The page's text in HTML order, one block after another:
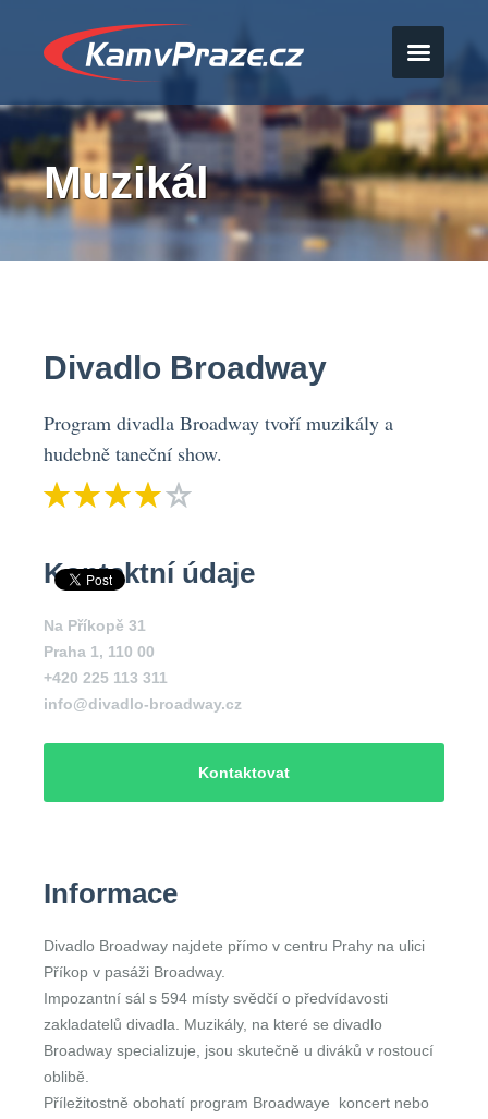
Muzikál
Divadlo Broadway
Program divadla Broadway tvoří muzikály a
hudebně taneční show.
Kontaktní údaje
Na Příkopě 31
Praha 1, 110 00
+420 225 113 311
info@divadlo-broadway.cz
Kontaktovat
Informace
Divadlo Broadway najdete přímo v centru Prahy na ulici
Příkop v pasáži Broadway.
Impozantní sál s 594 místy svědčí o předvídavosti
zakladatelů divadla. Muzikály, na které se divadlo
Broadway specializuje, jsou skutečně u diváků v rostoucí
oblibě.
Příležitostně obohatí program Broadwaye koncert nebo